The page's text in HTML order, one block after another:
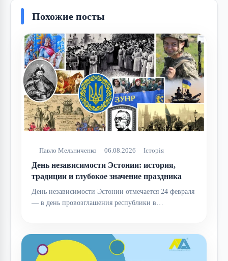
Похожие посты
Павло Мельниченко 06.08.2026 Історія
День независимости Эстонии: история,
традиции и глубокое значение праздника
День независимости Эстонии отмечается 24 февраля
— в день провозглашения республики в…